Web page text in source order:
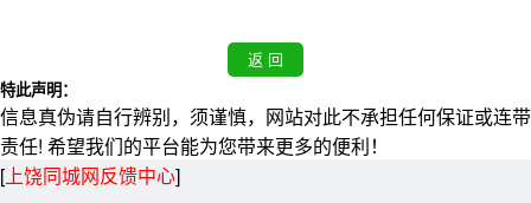
特此声明：
信息真伪请自行辨别，须谨慎，网站对此不承担任何保证或连带
责任! 希望我们的平台能为您带来更多的便利！
[上饶同城网反馈中心]